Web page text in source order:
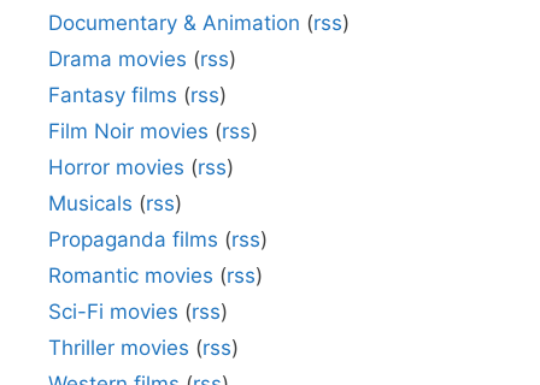
Documentary & Animation (rss)
Drama movies (rss)
Fantasy films (rss)
Film Noir movies (rss)
Horror movies (rss)
Musicals (rss)
Propaganda films (rss)
Romantic movies (rss)
Sci-Fi movies (rss)
Thriller movies (rss)